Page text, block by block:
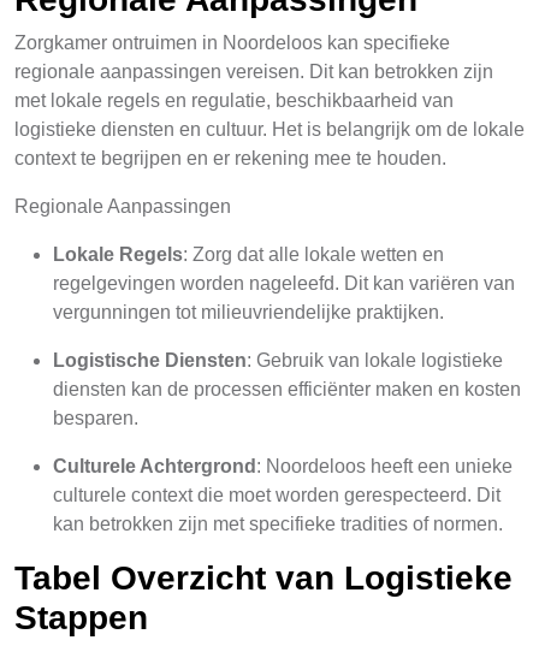
Zorgkamer ontruimen in Noordeloos kan specifieke
regionale aanpassingen vereisen. Dit kan betrokken zijn
met lokale regels en regulatie, beschikbaarheid van
logistieke diensten en cultuur. Het is belangrijk om de lokale
context te begrijpen en er rekening mee te houden.
Regionale Aanpassingen
Lokale Regels: Zorg dat alle lokale wetten en
regelgevingen worden nageleefd. Dit kan variëren van
vergunningen tot milieuvriendelijke praktijken.
Logistische Diensten: Gebruik van lokale logistieke
diensten kan de processen efficiënter maken en kosten
besparen.
Culturele Achtergrond : Noordeloos heeft een unieke
culturele context die moet worden gerespecteerd. Dit
kan betrokken zijn met specifieke tradities of normen.
Tabel Overzicht van Logistieke
Stappen